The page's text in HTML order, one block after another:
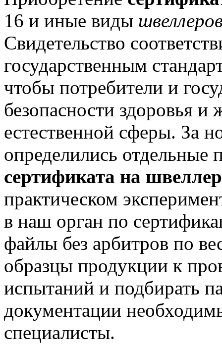
16 и иные виды
Свидетельство
государственным
чтобы потребители и
безопасности здоровья
естественной сферы. За
определились отдельные
сертификата на швеллер
практическом
в наш орган по
файлы без арбитров по
образцы продукции к
испытаний и подбирать
документации
специалисты.